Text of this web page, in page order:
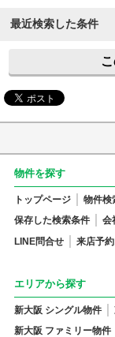
最近検索した条件
物件を探す
トップページ 物件検
保存した検索条件
会
LINE問合せ
来店予約
エリアから探す
新大阪 シングル物件
新大阪 ファミリー物件